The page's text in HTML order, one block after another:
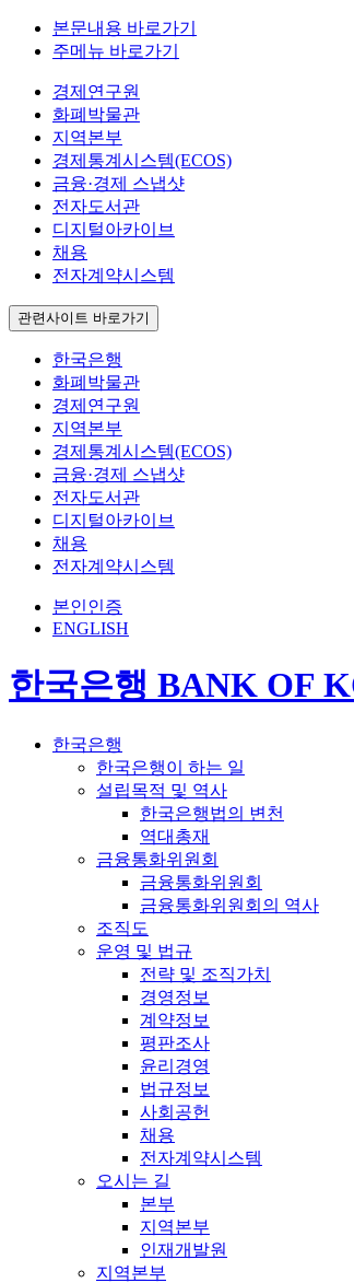
본문내용 바로가기
주메뉴 바로가기
경제연구원
화폐박물관
지역본부
경제통계시스템(ECOS)
금융·경제 스냅샷
전자도서관
디지털아카이브
채용
전자계약시스템
관련사이트 바로가기
한국은행
화폐박물관
경제연구원
지역본부
경제통계시스템(ECOS)
금융·경제 스냅샷
전자도서관
디지털아카이브
채용
전자계약시스템
본인인증
ENGLISH
한국은행 BANK OF
한국은행
한국은행이 하는 일
설립목적 및 역사
한국은행법의 변천
역대총재
금융통화위원회
금융통화위원회
금융통화위원회의 역사
조직도
운영 및 법규
전략 및 조직가치
경영정보
계약정보
평판조사
윤리경영
법규정보
사회공헌
채용
전자계약시스템
오시는 길
본부
지역본부
인재개발원
지역본부